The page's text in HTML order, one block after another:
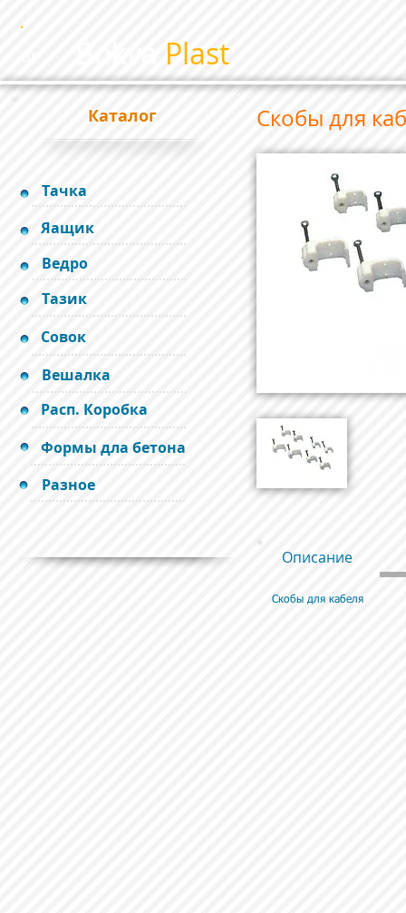
Plast
Каталог
Тачка
Яащик
Ведро
Тазик
Совок
Вешалка
Расп. Коробка
Формы дла бетона
Разное
Скобы для
Описание
Скобы для кабеля